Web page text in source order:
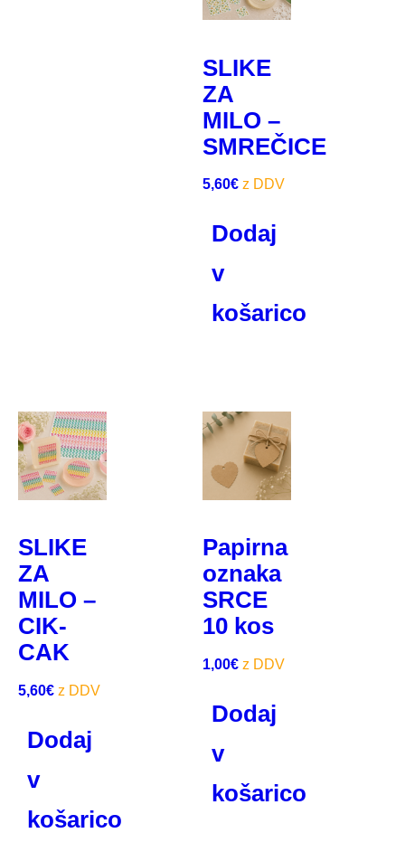
SLIKE
ZA
MILO –
SMREČICE
5,60€
Dodaj
v
košarico
SLIKE
ZA
MILO –
CIK-
CAK
5,60€
Dodaj
v
košarico
Papirna
oznaka
SRCE
10 kos
1,00€
Dodaj
v
košarico